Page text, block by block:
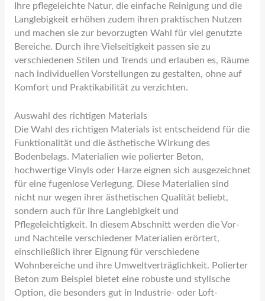
Ihre pflegeleichte Natur, die einfache Reinigung und die
Langlebigkeit erhöhen zudem ihren praktischen Nutzen
und machen sie zur bevorzugten Wahl für viel genutzte
Bereiche. Durch ihre Vielseitigkeit passen sie zu
verschiedenen Stilen und Trends und erlauben es, Räume
nach individuellen Vorstellungen zu gestalten, ohne auf
Komfort und Praktikabilität zu verzichten.
Auswahl des richtigen Materials
Die Wahl des richtigen Materials ist entscheidend für die
Funktionalität und die ästhetische Wirkung des
Bodenbelags. Materialien wie polierter Beton,
hochwertige Vinyls oder Harze eignen sich ausgezeichnet
für eine fugenlose Verlegung. Diese Materialien sind
nicht nur wegen ihrer ästhetischen Qualität beliebt,
sondern auch für ihre Langlebigkeit und
Pflegeleichtigkeit. In diesem Abschnitt werden die Vor-
und Nachteile verschiedener Materialien erörtert,
einschließlich ihrer Eignung für verschiedene
Wohnbereiche und ihre Umweltverträglichkeit. Polierter
Beton zum Beispiel bietet eine robuste und stylische
Option, die besonders gut in Industrie- oder Loft-